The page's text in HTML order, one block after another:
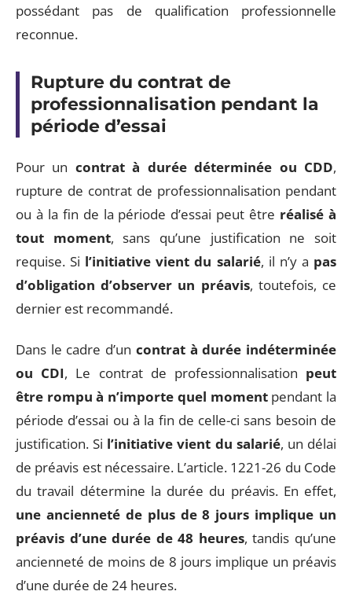
possédant pas de qualification professionnelle
reconnue.
Rupture du contrat de
professionnalisation pendant la
période d’essai
Pour un contrat à durée déterminée ou CDD,
rupture de contrat de professionnalisation pendant
ou à la fin de la période d’essai peut être réalisé à
tout moment, sans qu’une justification ne soit
requise. Si l’initiative vient du salarié, il n’y a pas
d’obligation d’observer un préavis, toutefois, ce
dernier est recommandé.
Dans le cadre d’un contrat à durée indéterminée
ou CDI, Le contrat de professionnalisation peut
être rompu à n’importe quel momentpendant la
période d’essai ou à la fin de celle-ci sans besoin de
justification. Si l’initiative vient du salarié, un délai
de préavis est nécessaire. L’article. 1221-26 du Code
du travail détermine la durée du préavis. En effet,
une ancienneté de plus de 8 jours implique un
préavis d’une durée de 48 heures, tandis qu’une
ancienneté de moins de 8 jours implique un préavis
d’une durée de 24 heures.